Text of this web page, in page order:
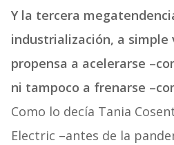
Y la tercera
industrialización, a
propensa a acelerarse
ni tampoco a frenarse
Como lo decía Tania
Electric –antes de la